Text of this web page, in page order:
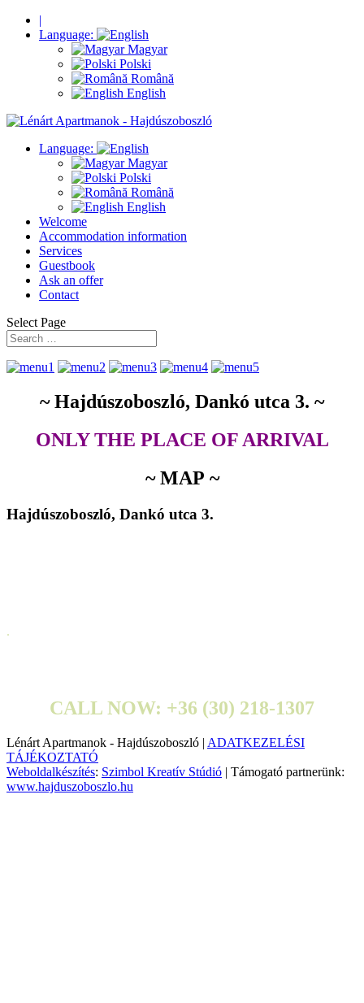
|
Language:
Magyar
Polski
Română
English
Language:
Magyar
Polski
Română
English
Welcome
Accommodation information
Services
Guestbook
Ask an offer
Contact
Select Page
~ Hajdúszoboszló, Dankó utca 3. ~
ONLY THE PLACE OF ARRIVAL
~ MAP ~
Hajdúszoboszló, Dankó utca 3.
.
CALL NOW: +36 (30) 218-1307
Lénárt Apartmanok - Hajdúszoboszló | ADATKEZELÉSI
TÁJÉKOZTATÓ
Weboldalkészítés: Szimbol Kreatív Stúdió | Támogató partnerünk:
www.hajduszoboszlo.hu